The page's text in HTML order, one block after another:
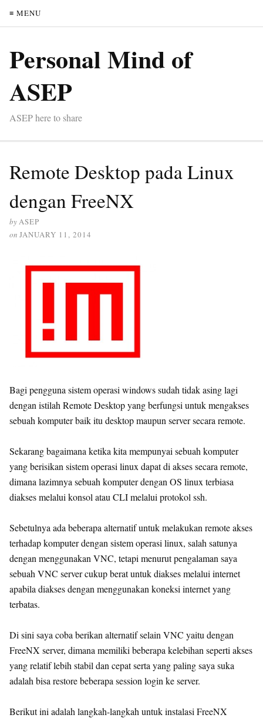
≡ MENU
Personal Mind of
ASEP
ASEP here to share
Remote Desktop pada Linux
dengan FreeNX
byASEP
on JANUARY 11, 2014
Bagi pengguna sistem operasi windows sudah tidak asing lagi
dengan istilah Remote Desktop yang berfungsi untuk mengakses
sebuah komputer baik itu desktop maupun server secara remote.
Sekarang bagaimana ketika kita mempunyai sebuah komputer
yang berisikan sistem operasi linux dapat di akses secara remote,
dimana lazimnya sebuah komputer dengan OS linux terbiasa
diakses melalui konsol atau CLI melalui protokol ssh.
Sebetulnya ada beberapa alternatif untuk melakukan remote akses
terhadap komputer dengan sistem operasi linux, salah satunya
dengan menggunakan VNC, tetapi menurut pengalaman saya
sebuah VNC server cukup berat untuk diakses melalui internet
apabila diakses dengan menggunakan koneksi internet yang
terbatas.
Di sini saya coba berikan alternatif selain VNC yaitu dengan
FreeNX server, dimana memiliki beberapa kelebihan seperti akses
yang relatif lebih stabil dan cepat serta yang paling saya suka
adalah bisa restore beberapa session login ke server.
Berikut ini adalah langkah-langkah untuk instalasi FreeNX